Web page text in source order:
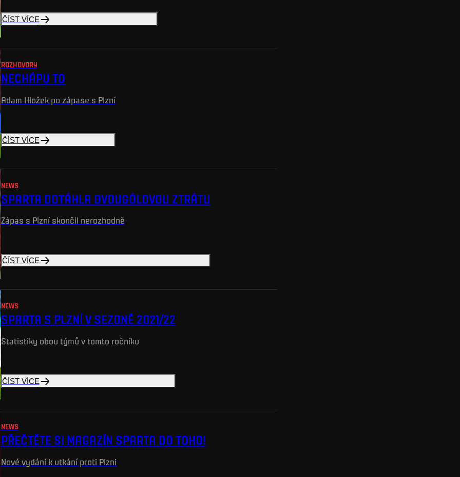
ČÍST VÍCE
ROZHOVORY
NECHÁPU TO
Adam Hložek po zápase s Plzní
ČÍST VÍCE
NEWS
SPARTA DOTÁHLA DVOUGÓLOVOU ZTRÁTU
Zápas s Plzní skončil nerozhodně
ČÍST VÍCE
NEWS
SPARTA S PLZNÍ V SEZONĚ 2021/22
Statistiky obou týmů v tomto ročníku
ČÍST VÍCE
NEWS
PŘEČTĚTE SI MAGAZÍN SPARTA DO TOHO!
Nové vydání k utkání proti Plzni